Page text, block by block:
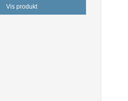
Vis produkt